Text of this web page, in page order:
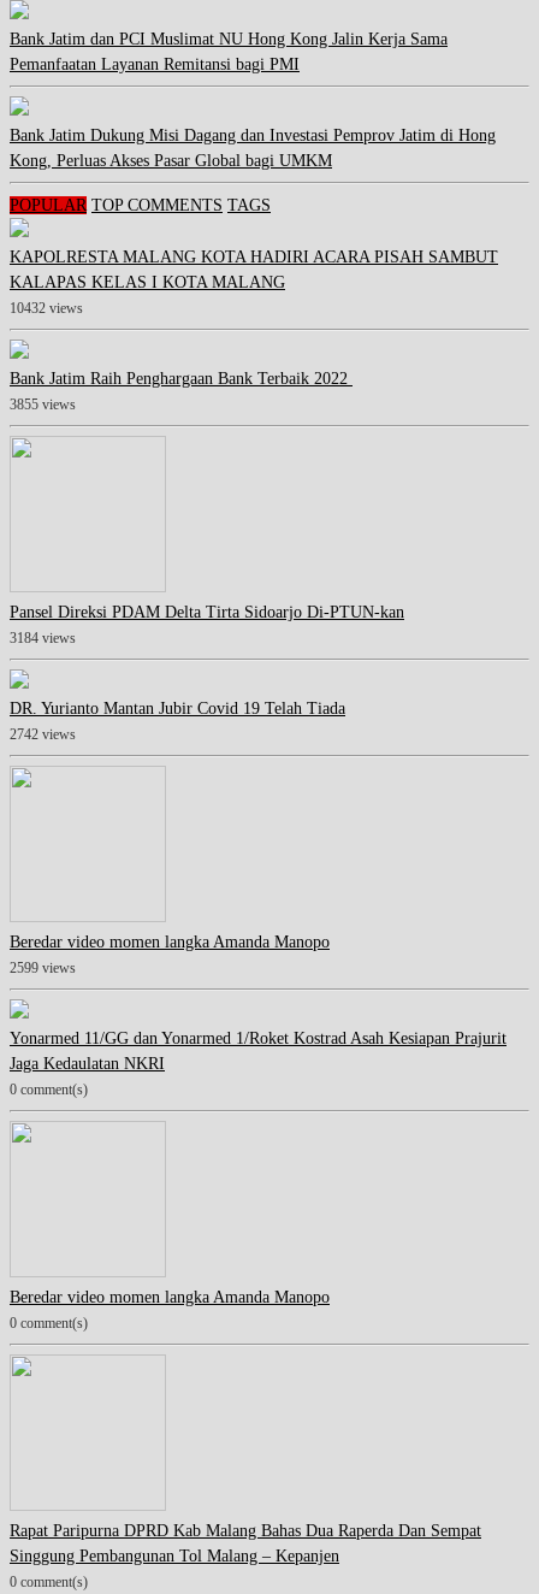
Bank Jatim dan PCI Muslimat NU Hong Kong Jalin Kerja Sama
Pemanfaatan Layanan Remitansi bagi PMI
Bank Jatim Dukung Misi Dagang dan Investasi Pemprov Jatim di Hong
Kong, Perluas Akses Pasar Global bagi UMKM
POPULAR TOP COMMENTS TAGS
KAPOLRESTA MALANG KOTA HADIRI ACARA PISAH SAMBUT
KALAPAS KELAS I KOTA MALANG
10432 views
Bank Jatim Raih Penghargaan Bank Terbaik 2022
3855 views
Pansel Direksi PDAM Delta Tirta Sidoarjo Di-PTUN-kan
3184 views
DR. Yurianto Mantan Jubir Covid 19 Telah Tiada
2742 views
Beredar video momen langka Amanda Manopo
2599 views
Yonarmed 11/GG dan Yonarmed 1/Roket Kostrad Asah Kesiapan Prajurit
Jaga Kedaulatan NKRI
0 comment(s)
Beredar video momen langka Amanda Manopo
0 comment(s)
Rapat Paripurna DPRD Kab Malang Bahas Dua Raperda Dan Sempat
Singgung Pembangunan Tol Malang – Kepanjen
0 comment(s)